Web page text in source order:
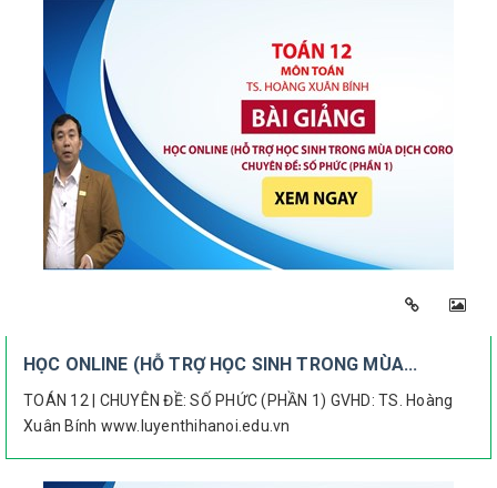
HỌC ONLINE (HỖ TRỢ HỌC SINH TRONG MÙA...
TOÁN 12 | CHUYÊN ĐỀ: SỐ PHỨC (PHẦN 1) GVHD: TS. Hoàng
Xuân Bính www.luyenthihanoi.edu.vn